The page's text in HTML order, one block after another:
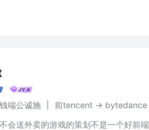
钱端公诚施
前tencent -> bytedance
不会送外卖的游戏的策划不是一个好前端